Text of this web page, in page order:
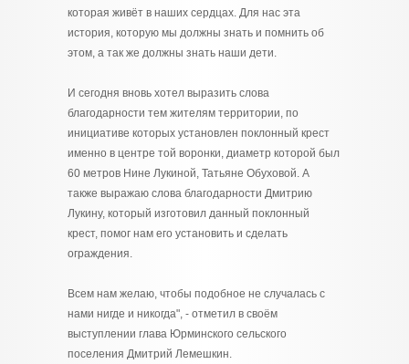
которая живёт в наших сердцах. Для нас эта
история, которую мы должны знать и помнить об
этом, а так же должны знать наши дети.
И сегодня вновь хотел выразить слова
благодарности тем жителям территории, по
инициативе которых установлен поклонный крест
именно в центре той воронки, диаметр которой был
60 метров Нине Лукиной, Татьяне Обуховой. А
также выражаю слова благодарности Дмитрию
Лукину, который изготовил данный поклонный
крест, помог нам его установить и сделать
ограждения.
Всем нам желаю, чтобы подобное не случалась с
нами нигде и никогда", - отметил в своём
выступлении глава Юрминского сельского
поселения Дмитрий Лемешкин.